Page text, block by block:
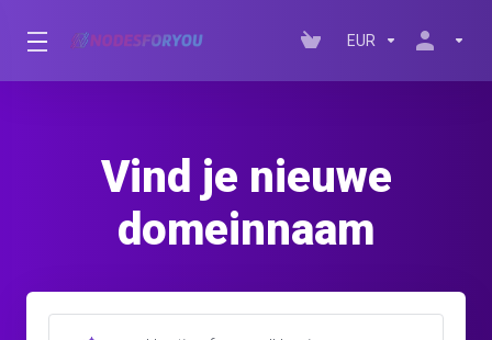
EUR
Vind je nieuwe
domeinnaam